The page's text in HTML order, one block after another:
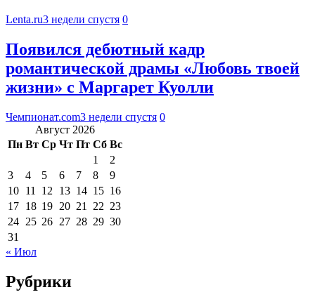
Lenta.ru3 недели спустя 0
Появился дебютный кадр
романтической драмы «Любовь твоей
жизни» с Маргарет Куолли
Чемпионат.com3 недели спустя 0
Август 2026
Пн Вт Ср Чт Пт Сб Вс
1
2
3
4 5 6 7 8
9
10 11 12 13 14 15 16
17 18 19 20 21 22 23
24 25 26 27 28 29 30
31
« Июл
Рубрики